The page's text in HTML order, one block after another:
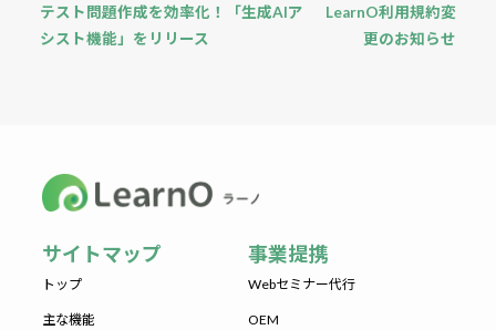
テスト問題作成を効率化！「生成AIア
シスト機能」をリリース
LearnO利用規約変
更のお知らせ
サイトマップ
トップ
主な機能
事業提携
Webセミナー代行
OEM